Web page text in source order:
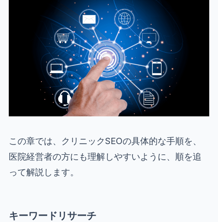
この章では、クリニックSEOの具体的な手順を、
医院経営者の方にも理解しやすいように、順を追
って解説します。
キーワードリサーチ